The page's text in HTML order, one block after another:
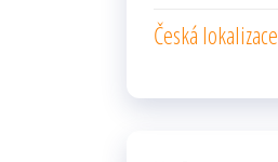
Česká lokalizace